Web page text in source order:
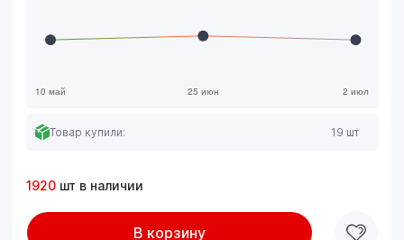
Товар купили: 19 шт
1920 шт в наличии
В корзину